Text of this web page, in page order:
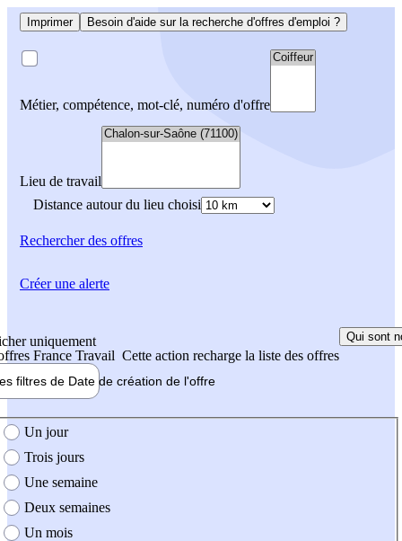
Imprimer Besoin d'aide sur la recherche d'offres d'emploi ?
Métier, compétence, mot-clé, numéro d'offre
Lieu de travail
Distance autour du lieu choisi
Rechercherdes offres
uniquement
France Travail Cette action recharge la liste des offres
Qui sont
filtres de Date de création de l'offre
création de l'offre
Un jour
Trois jours
Une semaine
Deux semaines
Un mois
Créer une alerte